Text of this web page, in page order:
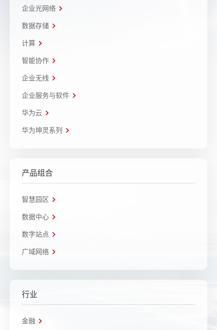
企业光网络
数据存储
计算
智能协作
企业无线
企业服务与软件
华为云
华为坤灵系列
产品组合
智慧园区
数据中心
数字站点
广域网络
行业
金融